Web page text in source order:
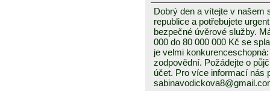
Dobrý den a vítejte v našem
republice a potřebujete
bezpečné úvěrové služby.
000 do 80 000 000 Kč se
je velmi
zodpovědní. Požádejte o
účet. Pro více informací nás